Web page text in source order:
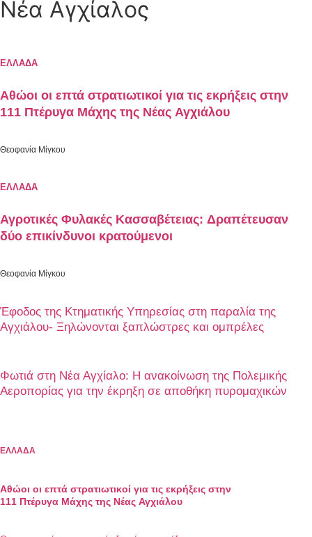
Νέα Αγχίαλος
ΕΛΛΑΔΑ
Αθώοι οι επτά στρατιωτικοί για τις εκρήξεις στην
111 Πτέρυγα Μάχης της Νέας Αγχιάλου
Θεοφανία Μίγκου
ΕΛΛΑΔΑ
Αγροτικές Φυλακές Κασσαβέτειας: Δραπέτευσαν
δύο επικίνδυνοι κρατούμενοι
Θεοφανία Μίγκου
Έφοδος της Κτηματικής Υπηρεσίας στη παραλία της
Αγχιάλου- Ξηλώνονται ξαπλώστρες και ομπρέλες
Φωτιά στη Νέα Αγχίαλο: Η ανακοίνωση της Πολεμικής
Αεροπορίας για την έκρηξη σε αποθήκη πυρομαχικών
ΕΛΛΑΔΑ
Αθώοι οι επτά στρατιωτικοί για τις εκρήξεις στην
111 Πτέρυγα Μάχης της Νέας Αγχιάλου